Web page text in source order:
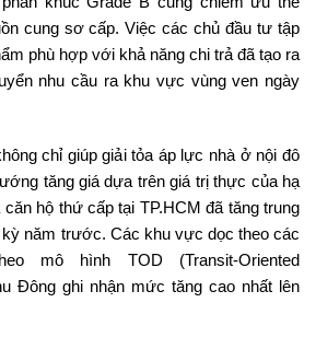
cung sơ cấp. Việc các chủ đầu tư tập
phù hợp với khả năng chi trả đã tạo ra
nhu cầu ra khu vực vùng ven ngày
chỉ giúp giải tỏa áp lực nhà ở nội đô
tăng giá dựa trên giá trị thực của hạ
hộ thứ cấp tại TP.HCM đã tăng trung
năm trước. Các khu vực dọc theo các
mô hình TOD (Transit-Oriented
Đông ghi nhận mức tăng cao nhất lên